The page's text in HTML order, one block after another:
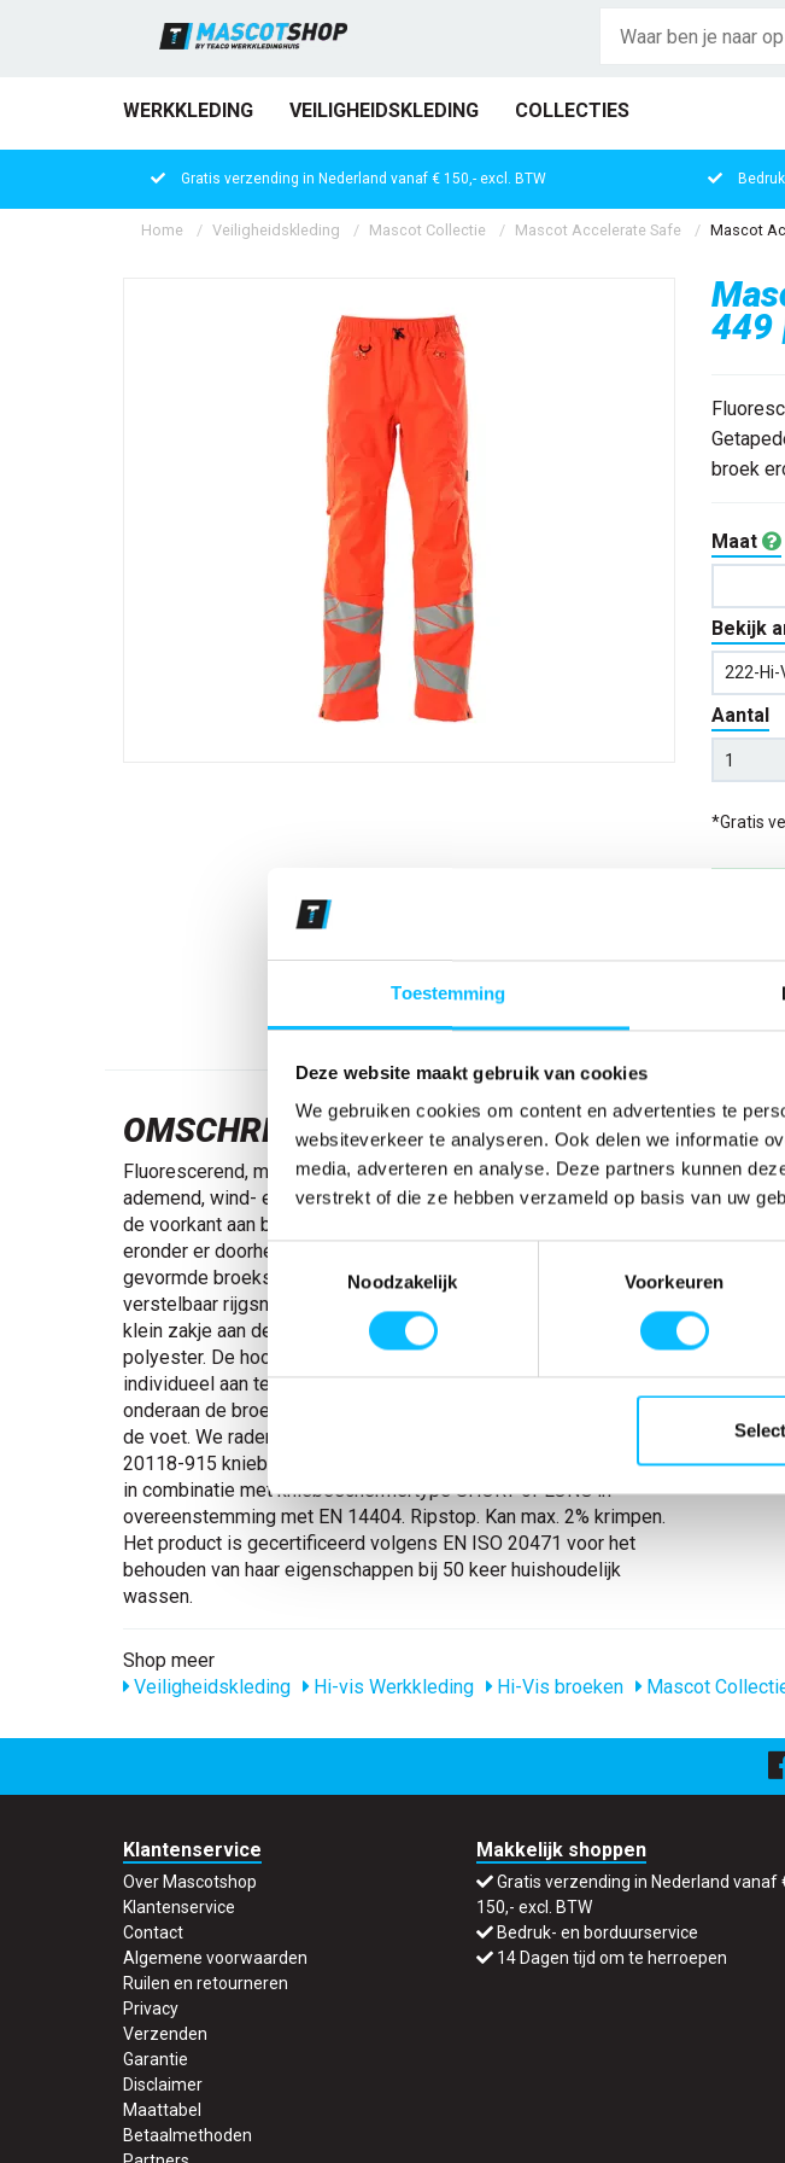
Toestemming
Deze website maakt gebruik van cookies
We gebruiken cookies om content en advertenties te
websiteverkeer te analyseren. Ook delen we informatie
media, adverteren en analyse. Deze partners kunnen
verstrekt of die ze hebben verzameld op basis van uw
Toestemmingsselectie
Noodzakelijk
Voorkeuren
WERKKLEDING VEILIGHEIDSKLEDING COLLECTIES
Gratis verzending in Nederland vanaf € 150,- excl. BTW
Home Veiligheidskleding Mascot Collectie Mascot Accelerate Safe Mascot
449
broek
Maat
Bekijk
222-Hi-
Aantal
*Gratis
OMSCHRIJVING
Fluorescerend, met reflecties. Stof met hoge slijtvastheid,
ademend, wind- en waterdicht. Getapede naden. Ritsopening aan
de voorkant aan beide zijden, zodat spijkerzakken van de broek
eronder er doorheen getrokken kunnen worden. Ergonomisch
gevormde broekspijpen. Riemlussen. D-ring. Elastiek en
verstelbaar rijgsnoer in de taille. Versterkte duimstokzak met
klein zakje aan de buitenzijde. Verstelbare kniezakken van
polyester. De hoogte van de kniezak is gemakkelijk en
individueel aan te passen. Rits met windvanger aan de buitenkant
onderaan de broekspijpen. Ribstof aan de binnenkant onderaan bij
de voet. We raden de 00418-100, 00718-100, 50451-916 en
20118-915 kniebeschermers aan voor dit model. Gecertificeerd
in combinatie met kniebeschermertype SHORT of LONG in
overeenstemming met EN 14404. Ripstop. Kan max. 2% krimpen.
Het product is gecertificeerd volgens EN ISO 20471 voor het
behouden van haar eigenschappen bij 50 keer huishoudelijk
wassen.
EAN
Shop meer
Veiligheidskleding
Hi-vis Werkkleding Hi-Vis broeken Mascot
Klantenservice
Over Mascotshop
Klantenservice
Contact
Algemene voorwaarden
Ruilen en retourneren
Privacy
Verzenden
Garantie
Disclaimer
Maattabel
Betaalmethoden
Makkelijk shoppen
Gratis verzending in Nederland vanaf
150,- excl. BTW
Bedruk- en borduurservice
14 Dagen tijd om te herroepen